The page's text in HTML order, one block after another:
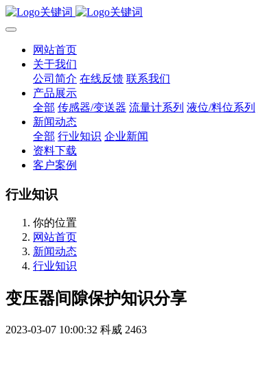
网站首页
关于我们
公司简介 在线反馈 联系我们
产品展示
全部 传感器/变送器 流量计系列 液位/料位系列
新闻动态
全部 行业知识 企业新闻
资料下载
客户案例
行业知识
你的位置
网站首页
新闻动态
行业知识
变压器间隙保护知识分享
2023-03-07 10:00:32 科威 2463